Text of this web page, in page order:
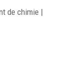
de chimie |